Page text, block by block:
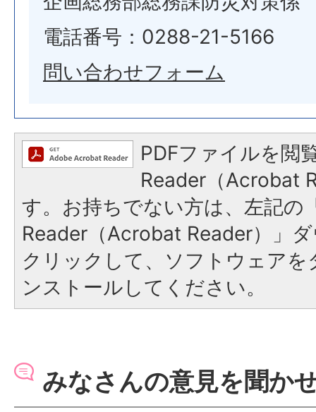
電話番号：0288-21-5166
問い合わせフォーム
PDFファイルを閲
Reader（Acrobat
す。お持ちでない方は、左記の
Reader（Acrobat Reader）」
クリックして、ソフトウェア
ンストールしてください。
みなさんの意見を聞か